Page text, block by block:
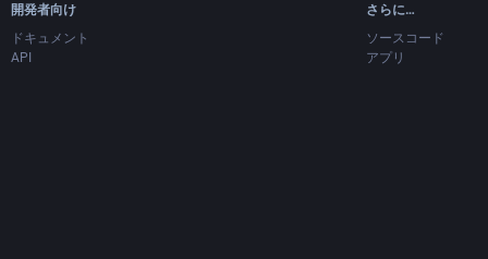
開発者向け
ドキュメント
API
さらに…
ソースコード
アプリ